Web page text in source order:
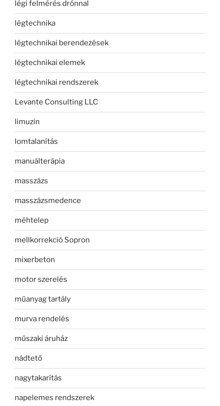
légi felmérés drónnal
légtechnika
légtechnikai berendezések
légtechnikai elemek
légtechnikai rendszerek
Levante Consulting LLC
limuzin
lomtalanítás
manuálterápia
masszázs
masszázsmedence
méhtelep
mellkorrekció Sopron
mixerbeton
motor szerelés
műanyag tartály
murva rendelés
műszaki áruház
nádtető
nagytakarítás
napelemes rendszerek